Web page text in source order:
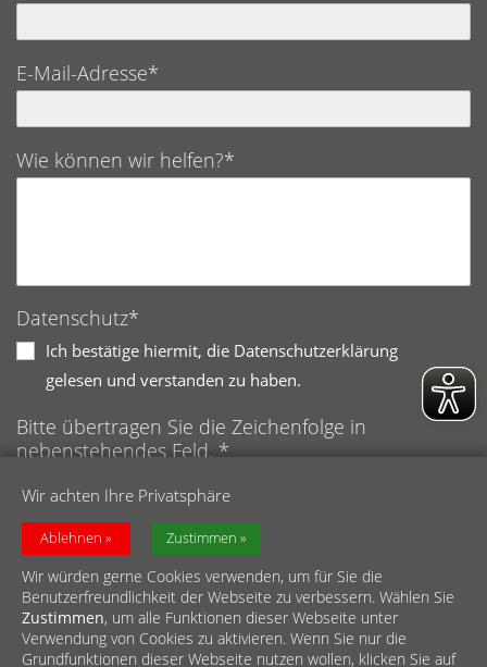
Wir achten Ihre Privatsphäre
Ablehnen Zustimmen
Wir würden gerne Cookies verwenden, um für Sie die
Benutzerfreundlichkeit der Webseite zu verbessern. Wählen Sie
Zustimmen, um alle Funktionen dieser Webseite unter
Verwendung von Cookies zu aktivieren. Wenn Sie nur die
Grundfunktionen dieser Webseite nutzen wollen, klicken Sie auf
E-Mail-Adresse*
Wie können wir helfen?*
Datenschutz*
Ich bestätige hiermit, die Datenschutzerklärung
gelesen und verstanden zu haben.
Bitte übertragen Sie die Zeichenfolge in
nebenstehendes Feld. *
Anti-Roboter-Verifizierung
Hier klicken